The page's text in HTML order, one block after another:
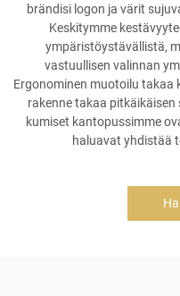
brändisi logon ja värit
Keskitymme
ympäristöystävällistä,
vastuullisen valinnan
Ergonominen muotoilu takaa
rakenne takaa
kumiset kantopussimme
haluavat yhdistää